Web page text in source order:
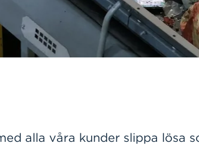
alla våra kunder slippa lösa